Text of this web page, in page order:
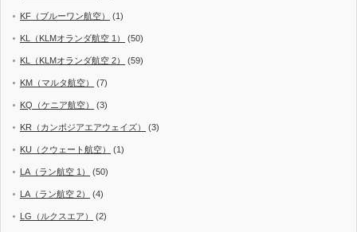
KF（ブルーワン航空） (1)
KL（KLMオランダ航空 1） (50)
KL（KLMオランダ航空 2） (59)
KM（マルタ航空） (7)
KQ（ケニア航空） (3)
KR（カンボジアエアウェイズ） (3)
KU（クウェート航空） (1)
LA（ラン航空 1） (50)
LA（ラン航空 2） (4)
LG（ルクスエア） (2)